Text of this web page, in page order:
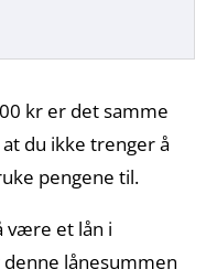
kr er det samme
du ikke trenger å
pengene til.
være et lån i
lånesummen